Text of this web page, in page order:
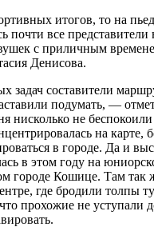
итогов, то на
почти все
с приличным
Денисова.
задач составители
подумать, —
нисколько не беспокоили
на карте,
в городе. Да и
в этом году на
городе Кошице. Там так
где бродили толпы
прохожие не уступали